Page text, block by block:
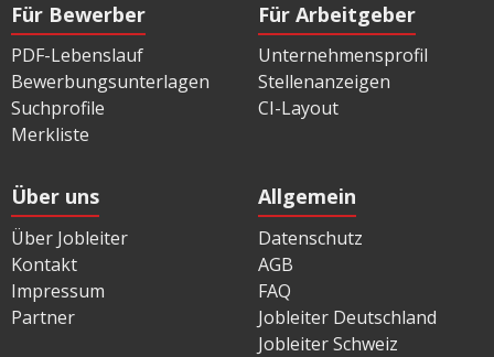
Für Bewerber
PDF-Lebenslauf
Bewerbungsunterlagen
Suchprofile
Merkliste
Für Arbeitgeber
Unternehmensprofil
Stellenanzeigen
CI-Layout
Über uns
Über Jobleiter
Kontakt
Impressum
Partner
Allgemein
Datenschutz
AGB
FAQ
Jobleiter Deutschland
Jobleiter Schweiz